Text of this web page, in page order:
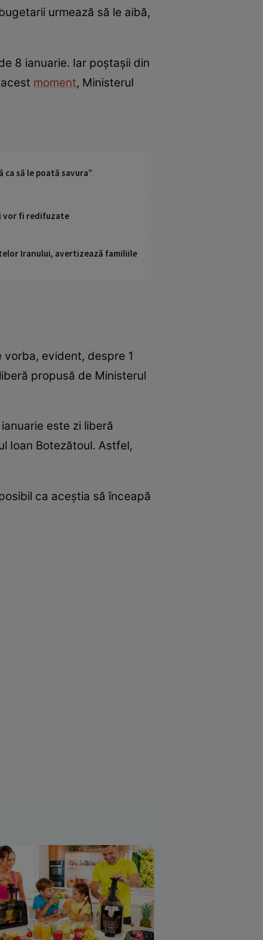
urmează să le aibă,
8 ianuarie. Iar poștașii din
moment, Ministerul
să le poată savura”
vor fi redifuzate
Iranului, avertizează familiile
evident, despre 1
propusă de Ministerul
este zi liberă
Ioan Botezătoul. Astfel,
ca aceștia să înceapă